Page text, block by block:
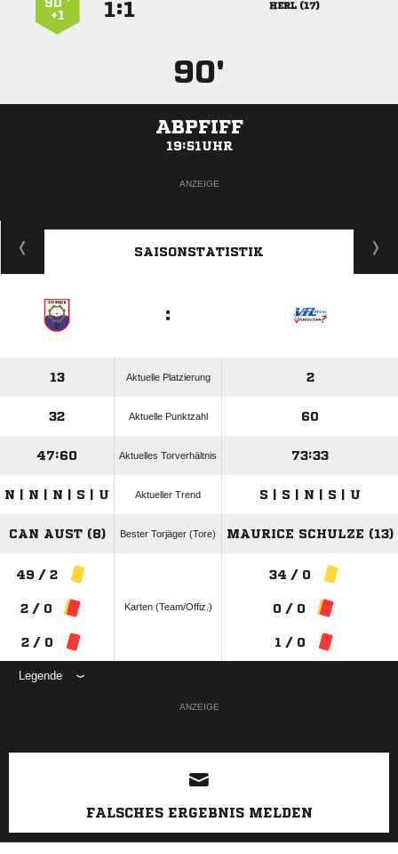
 
:
90 ’
+1
90'
ABPFIFF
19:51UHR
ANZEIGE
SAISONSTATISTIK
:
13 Aktuelle Platzierung 2
32 Aktuelle Punktzahl 60
47:60 Aktuelles Torverhältnis 73:33
N | N | N | S | U Aktueller Trend S | S | N | S | U
CAN AUST (8) Bester Torjäger (Tore) MAURICE SCHULZE (13)
49 / 2
2 / 0
2 / 0
Karten (Team/Offiz.)
34 / 0
0 / 0
1 / 0
Legende
ANZEIGE
FALSCHES ERGEBNIS MELDEN